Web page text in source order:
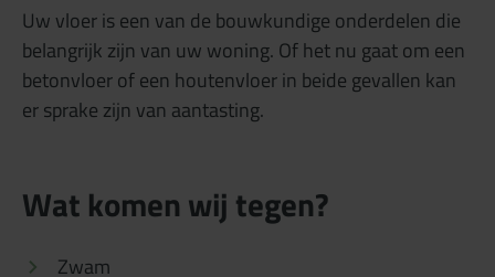
Uw vloer is een van de bouwkundige onderdelen die
belangrijk zijn van uw woning. Of het nu gaat om een
betonvloer of een houtenvloer in beide gevallen kan
er sprake zijn van aantasting.
Wat komen wij tegen?
Zwam